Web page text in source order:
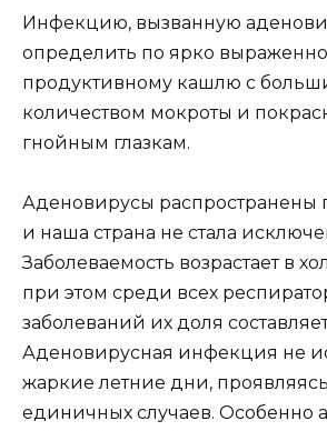
Инфекцию, вызванную
определить по ярко
продуктивному кашлю с
количеством мокроты и
гнойным глазкам.
Аденовирусы распространены
и наша страна не стала
Заболеваемость возрастает в
при этом среди всех
заболеваний их доля
Аденовирусная инфекция не
жаркие летние дни,
единичных случаев. Особенно